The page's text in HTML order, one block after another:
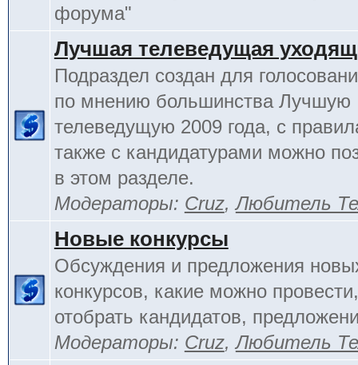
форума"
Лучшая телеведущая
Подраздел создан для
по мнению большинства Лучшую
телеведущую 2009 года, с
также с кандидатурами можно
в этом разделе.
Модераторы: Cruz,Любитель
Новые конкурсы
Обсуждения и предложения
конкурсов, какие можно
отобрать кандидатов,
Модераторы: Cruz,Любитель